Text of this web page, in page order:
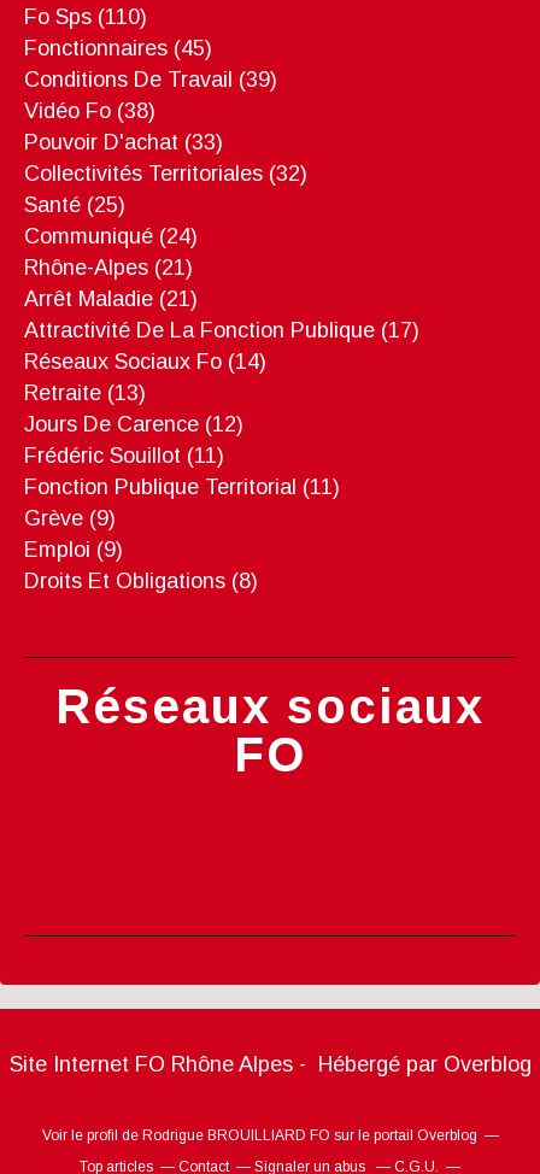
Fo Sps (110)
Fonctionnaires (45)
Conditions De Travail (39)
Vidéo Fo (38)
Pouvoir D'achat (33)
Collectivités Territoriales (32)
Santé (25)
Communiqué (24)
Rhône-Alpes (21)
Arrêt Maladie (21)
Attractivité De La Fonction Publique (17)
Réseaux Sociaux Fo (14)
Retraite (13)
Jours De Carence (12)
Frédéric Souillot (11)
Fonction Publique Territorial (11)
Grève (9)
Emploi (9)
Droits Et Obligations (8)
Réseaux sociaux
FO
Site Internet FO Rhône Alpes - Hébergé par Overblog
Voir le profil de Rodrigue BROUILLIARD FO sur le portail Overblog
Top articles
Contact Signaler un abus C.G.U.